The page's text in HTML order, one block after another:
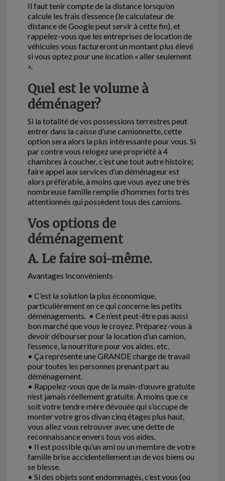
Il faut tenir compte de la distance lorsqu’on
calcule les frais d’essence (le calculateur de
distance de Google peut servir à cette fin), et
rappelez-vous que les entreprises de location de
véhicules vous factureront un montant plus élevé
si vous optez pour une location « aller seulement
».
Quel est le volume à
déménager?
Si la totalité de vos possessions terrestres peut
entrer dans la caisse d’une camionnette, cette
option sera alors la plus intéressante pour vous. Si
par contre vous relogez une propriété à 4
chambres à coucher, c’est une tout autre histoire;
faire appel aux services d’un déménageur est
alors préférable, à moins que vous ayez une très
nombreuse famille remplie d’hommes forts très
attentionnés qui possèdent tous des camions.
Vos options de
déménagement
A. Le faire soi-même.
Avantages Inconvénients
• C’est la solution la plus économique,
particulièrement en ce qui concerne les petits
déménagements. • Ce n’est peut-être pas aussi
bon marché que vous le croyez. Préparez-vous à
devoir débourser pour la location d’un camion,
l’essence, la nourriture pour vos aides, etc.
• Ça représente une GRANDE charge de travail
pour toutes les personnes prenant part au
déménagement.
• Rappelez-vous que de la main-d’œuvre gratuite
n’est jamais réellement gratuite. À moins que ce
soit votre tendre mère dévouée qui s’occupe de
monter votre gros divan cinq étages plus haut,
vous allez vous retrouver avec une dette de
reconnaissance envers tous vos aides.
• Il est possible qu’un ami ou un membre de votre
famille brise accidentellement un de vos biens ou
se blesse.
• Si des objets sont endommagés, c’est vous (ou